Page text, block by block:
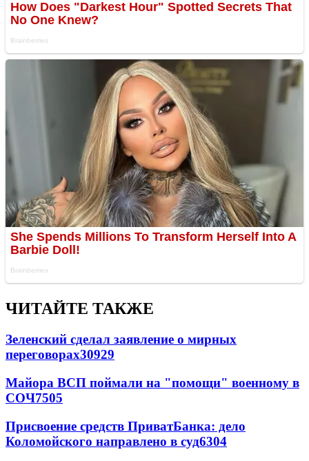
ЧИТАЙТЕ ТАКЖЕ
Зеленский сделал заявление о мирных
переговорах30929
Майора ВСП поймали на "помощи" военному в
СОЧ7505
Присвоение средств ПриватБанка: дело
Коломойского направлено в суд6304